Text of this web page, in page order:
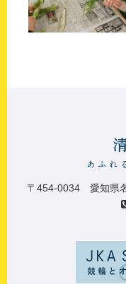
〒454-0034 愛知県